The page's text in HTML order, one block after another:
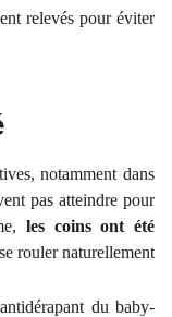
notamment dans
pas atteindre pour
les coins ont été
rouler naturellement